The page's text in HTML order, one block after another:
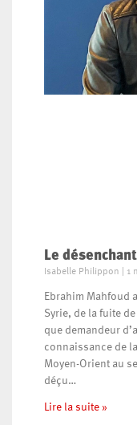
Le
Isabelle Philippon 1
Ebrahim Mahfoud
Syrie, de la fuite
que demandeur
connaissance de
Moyen-Orient au
déçu…
Lire la suite »